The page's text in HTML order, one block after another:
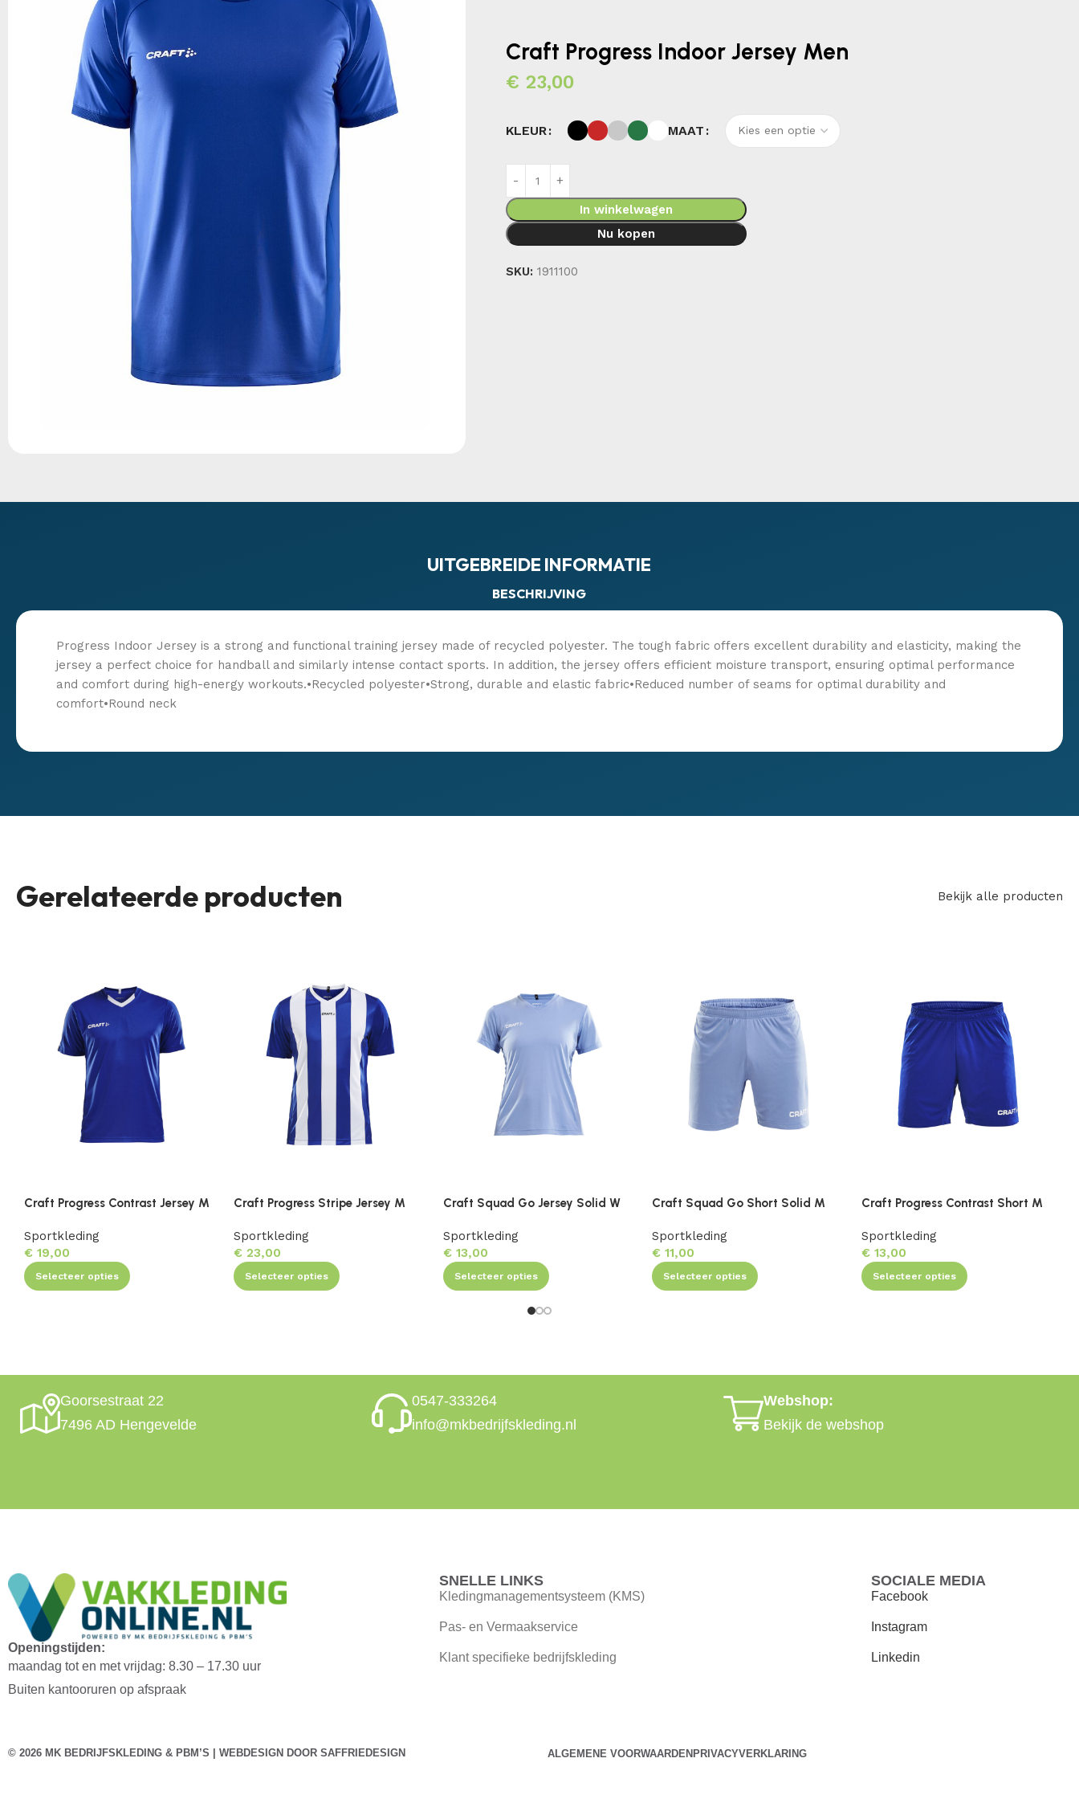
Craft Progress Indoor Jersey Men
€ 23,00
KLEUR MAAT
In winkelwagen
Nu kopen
SKU: 1911100
UITGEBREIDE INFORMATIE
BESCHRIJVING
Progress Indoor Jersey is a strong and functional training jersey made of recycled polyester. The tough fabric offers excellent durability and elasticity, making the
jersey a perfect choice for handball and similarly intense contact sports. In addition, the jersey offers efficient moisture transport, ensuring optimal performance
and comfort during high-energy workouts.•Recycled polyester•Strong, durable and elastic fabric•Reduced number of seams for optimal durability and
comfort•Round neck
Gerelateerde producten Bekijk alle producten
Craft Progress Contrast Jersey M
Sportkleding
€ 19,00
Selecteer opties
Craft Progress Stripe Jersey M
Sportkleding
€23,00
Selecteer opties
Craft Squad Go Jersey Solid W
Sportkleding
€13,00
Selecteer opties
Craft Squad Go Short Solid M
Sportkleding
€ 11,00
Selecteer opties
Craft Progress Contrast Short M
Sportkleding
€ 13,00
Selecteer opties
Goorsestraat 22
7496 AD Hengevelde
0547-333264
info@mkbedrijfskleding.nl
Webshop:
Bekijk de webshop
Openingstijden:
maandag tot en met vrijdag: 8.30 – 17.30 uur
Buiten kantooruren op afspraak
SNELLE LINKS
Kledingmanagementsysteem (KMS)
Pas- en Vermaakservice
Klant specifieke bedrijfskleding
SOCIALE MEDIA
Facebook
Instagram
Linkedin
© 2026 MK BEDRIJFSKLEDING & PBM’S | WEBDESIGN DOOR SAFFRIEDESIGN ALGEMENE VOORWAARDENPRIVACYVERKLARING